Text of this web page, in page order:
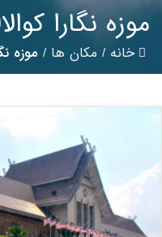
موزه نگارا
خانه/ مکان ها/ موزه